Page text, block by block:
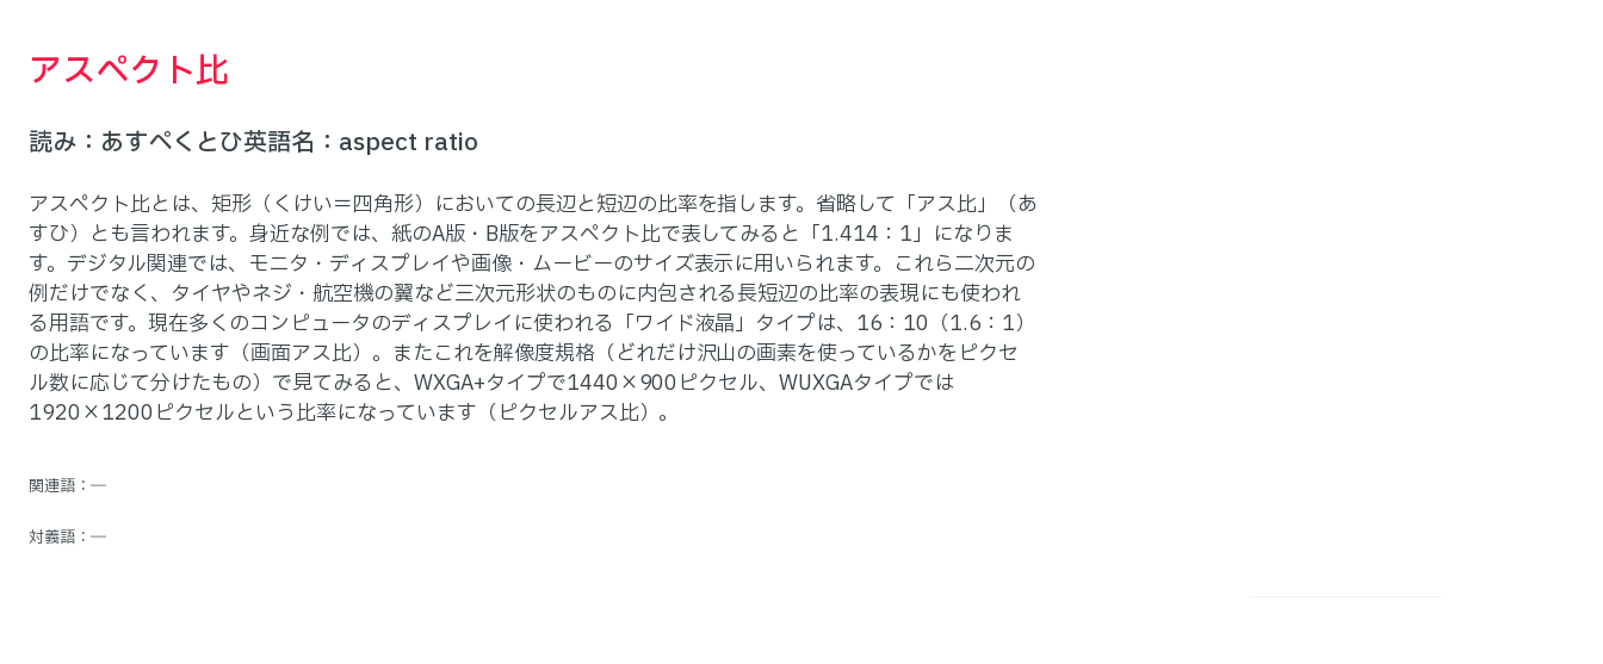
アスペクト比
読み あすぺくとひ英語名 aspect ratio
アスペクト比とは、矩形（くけい＝四角形）においての長辺と短辺の比率を指します。省略して「アス比」（あ
すひ）とも言われます。身近な例では、紙のA版・B版をアスペクト比で表してみると「1.414：1」になりま
す。デジタル関連では、モニタ・ディスプレイや画像・ムービーのサイズ表示に用いられます。これら二次元の
例だけでなく、タイヤやネジ・航空機の翼など三次元形状のものに内包される長短辺の比率の表現にも使われ
る用語です。現在多くのコンピュータのディスプレイに使われる「ワイド液晶」タイプは、16：10（1.6：1）
の比率になっています（画面アス比）。またこれを解像度規格（どれだけ沢山の画素を使っているかをピクセ
ル数に応じて分けたもの）で見てみると、WXGA+タイプで1440×900ピクセル、WUXGAタイプでは
1920×1200ピクセルという比率になっています（ピクセルアス比）。
関連語 ―
対義語 ―